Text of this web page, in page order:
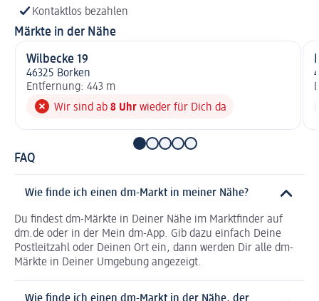
Kontaktlos bezahlen
Märkte in der Nähe
Wilbecke 19
46325 Borken
Entfernung: 443 m
Wir sind ab 8 Uhr wieder für Dich da
FAQ
Wie finde ich einen dm-Markt in meiner Nähe?
Du findest dm-Märkte in Deiner Nähe im Marktfinder auf
dm.de oder in der Mein dm-App. Gib dazu einfach Deine
Postleitzahl oder Deinen Ort ein, dann werden Dir alle dm-
Märkte in Deiner Umgebung angezeigt.
Wie finde ich einen dm-Markt in der Nähe, der